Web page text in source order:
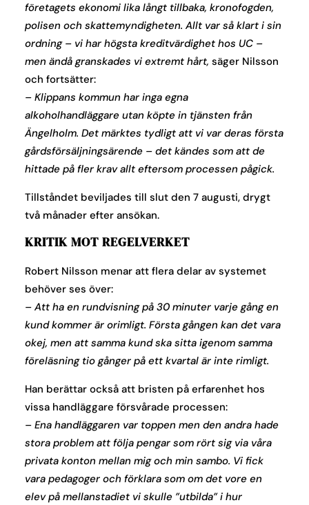
företagets ekonomi lika långt tillbaka, kronofogden,
polisen och skattemyndigheten. Allt var så klart i sin
ordning – vi har högsta kreditvärdighet hos UC –
men ändå granskades vi extremt hårt, säger Nilsson
och fortsätter:
– Klippans kommun har inga egna
alkoholhandläggare utan köpte in tjänsten från
Ängelholm. Det märktes tydligt att vi var deras första
gårdsförsäljningsärende – det kändes som att de
hittade på fler krav allt eftersom processen pågick.
Tillståndet beviljades till slut den 7 augusti, drygt
två månader efter ansökan.
KRITIK MOT REGELVERKET
Robert Nilsson menar att flera delar av systemet
behöver ses över:
– Att ha en rundvisning på 30 minuter varje gång en
kund kommer är orimligt. Första gången kan det vara
okej, men att samma kund ska sitta igenom samma
föreläsning tio gånger på ett kvartal är inte rimligt.
Han berättar också att bristen på erfarenhet hos
vissa handläggare försvårade processen:
– Ena handläggaren var toppen men den andra hade
stora problem att följa pengar som rört sig via våra
privata konton mellan mig och min sambo. Vi fick
vara pedagoger och förklara som om det vore en
elev på mellanstadiet vi skulle ”utbilda” i hur